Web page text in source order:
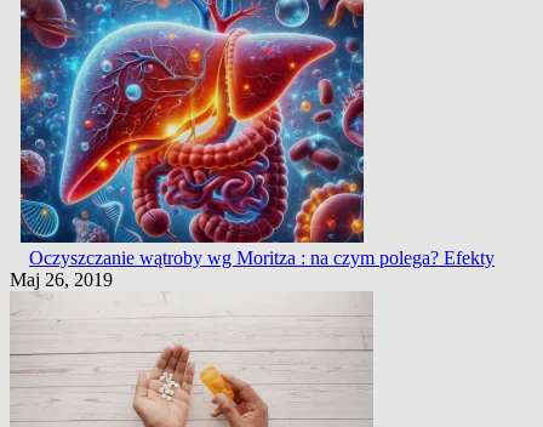
Oczyszczanie wątroby wg Moritza : na czym polega? Efekty
Maj 26, 2019